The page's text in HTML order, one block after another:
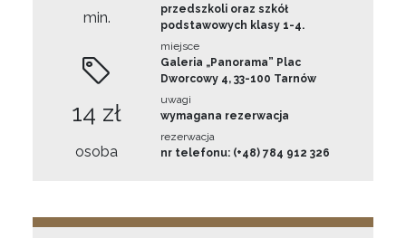
min.
14 zł
osoba
przedszkoli oraz szkół
podstawowych klasy 1-4.
miejsce
Galeria „Panorama” Plac
Dworcowy 4, 33-100 Tarnów
uwagi
wymagana rezerwacja
rezerwacja
nr telefonu: (+48) 784 912 326